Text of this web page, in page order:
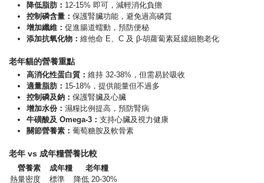
降低脂肪： 12-15% 即可，減輕消化負擔
控制磷含量： 保護腎臟功能，避免過高磷質
增加纖維： 促進腸道蠕動，預防便秘
添加抗氧化物： 維他命 E、C 及 β-胡蘿蔔素延緩細胞老化
老年貓的營養重點
高消化性蛋白質： 維持 32-38%，但需易於吸收
適量脂肪： 15-18%，提供能量但不過多
控制磷及鈉： 保護腎臟及心臟
增加水份： 濕糧比例提高，預防腎病
牛磺酸及 Omega-3： 支持心臟及視力健康
關節營養素： 葡萄糖胺及軟骨素
老年 vs 成年糧營養比較
營養素 成年糧
老年糧
熱量密度
標準
降低 20-30%